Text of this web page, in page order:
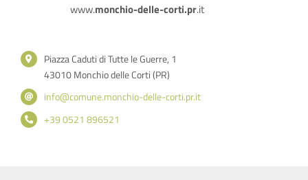
www.monchio-delle-corti.pr.it
Piazza Caduti di Tutte le Guerre, 1
43010 Monchio delle Corti (PR)
info@comune.monchio-delle-corti.pr.it
+39 0521 896521